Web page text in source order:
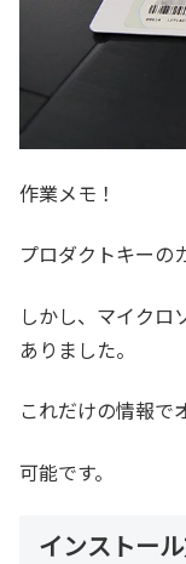
作業メモ！
プロダクトキーの
しかし、マイクロ
ありました。
これだけの情報で
可能です。
インストー